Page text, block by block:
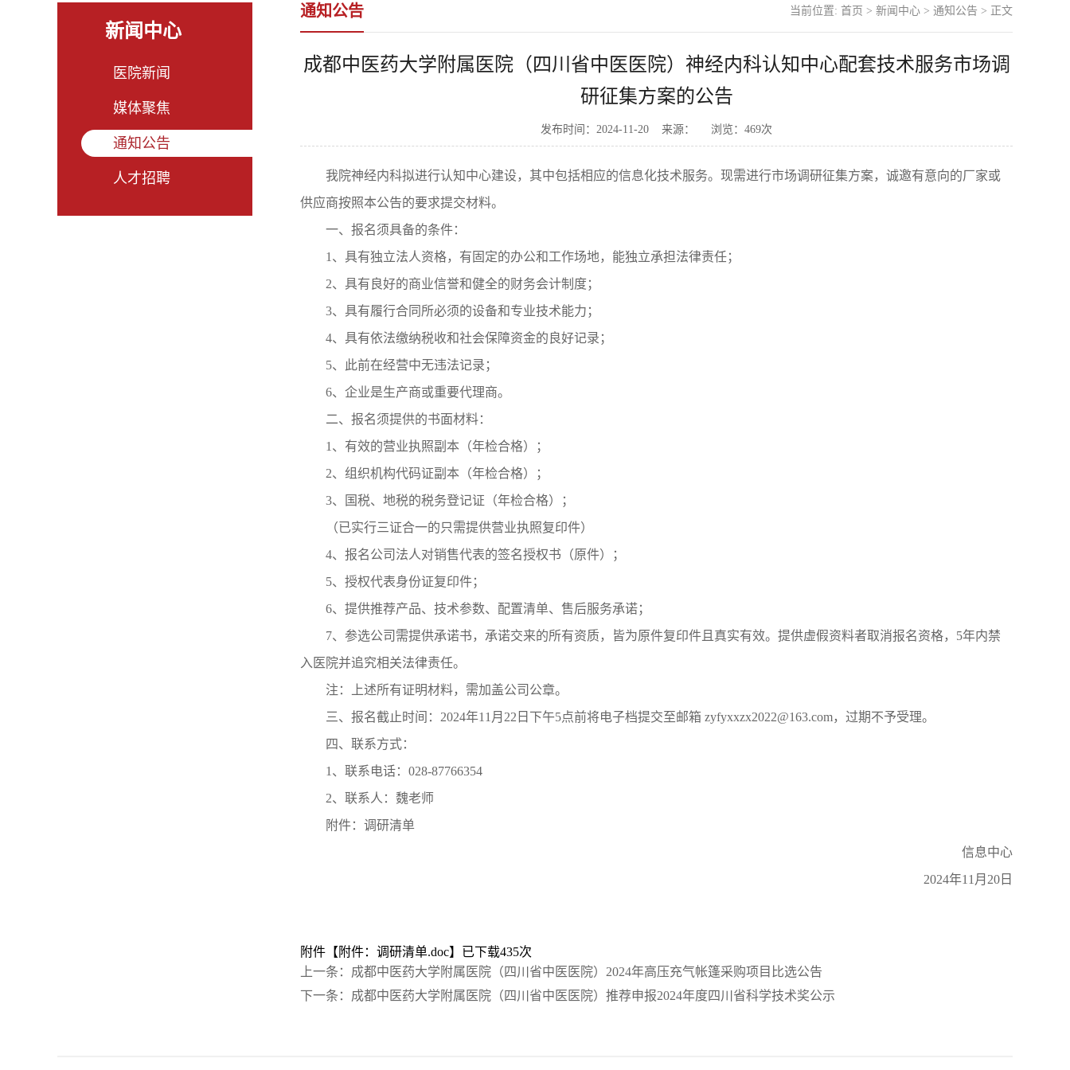
新闻中心
医院新闻
媒体聚焦
通知公告
人才招聘
通知公告 当前位置: 首页 > 新闻中心 > 通知公告 > 正文
成都中医药大学附属医院（四川省中医医院）神经内科认知中心配套技术服务市场调
研征集方案的公告
发布时间：2024-11-20 来源： 浏览： 469次
我院神经内科拟进行认知中心建设，其中包括相应的信息化技术服务。现需进行市场调研征集方案，诚邀有意向的厂家或
供应商按照本公告的要求提交材料。
一、报名须具备的条件：
1、具有独立法人资格，有固定的办公和工作场地，能独立承担法律责任；
2、具有良好的商业信誉和健全的财务会计制度；
3、具有履行合同所必须的设备和专业技术能力；
4、具有依法缴纳税收和社会保障资金的良好记录；
5、此前在经营中无违法记录；
6、企业是生产商或重要代理商。
二、报名须提供的书面材料：
1、有效的营业执照副本（年检合格）；
2、组织机构代码证副本（年检合格）；
3、国税、地税的税务登记证（年检合格）；
（已实行三证合一的只需提供营业执照复印件）
4、报名公司法人对销售代表的签名授权书（原件）；
5、授权代表身份证复印件；
6、提供推荐产品、技术参数、配置清单、售后服务承诺；
7、参选公司需提供承诺书，承诺交来的所有资质，皆为原件复印件且真实有效。提供虚假资料者取消报名资格，5年内禁
入医院并追究相关法律责任。
注：上述所有证明材料，需加盖公司公章。
三、报名截止时间：2024年11月22日下午5点前将电子档提交至邮箱 zyfyxxzx2022@163.com，过期不予受理。
四、联系方式：
1、联系电话：028-87766354
2、联系人：魏老师
附件：调研清单
信息中心
2024年11月20日
附件【 附件：调研清单.doc】已下载435次
上一条： 成都中医药大学附属医院（四川省中医医院）2024年高压充气帐篷采购项目比选公告
下一条： 成都中医药大学附属医院（四川省中医医院）推荐申报2024年度四川省科学技术奖公示